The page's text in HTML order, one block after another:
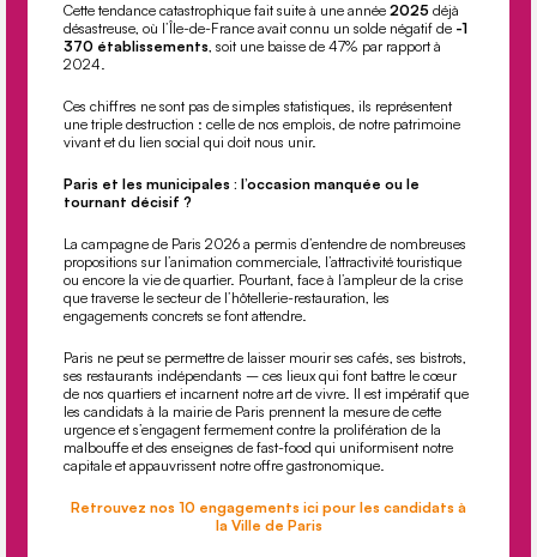
Cette tendance catastrophique fait suite à une année 2025 déjà
désastreuse, où l’Île-de-France avait connu un solde négatif de -1
370 établissements, soit une baisse de 47% par rapport à
2024.
Ces chiﬀres ne sont pas de simples statistiques, ils représentent
une triple destruction : celle de nos emplois, de notre patrimoine
vivant et du lien social qui doit nous unir.
Paris et les municipales : l’occasion manquée ou le
tournant décisif ?
La campagne de Paris 2026 a permis d’entendre de nombreuses
propositions sur l’animation commerciale, l’attractivité touristique
ou encore la vie de quartier. Pourtant, face à l’ampleur de la crise
que traverse le secteur de l’hôtellerie-restauration, les
engagements concrets se font attendre.
Paris ne peut se permettre de laisser mourir ses cafés, ses bistrots,
ses restaurants indépendants – ces lieux qui font battre le cœur
de nos quartiers et incarnent notre art de vivre. Il est impératif que
les candidats à la mairie de Paris prennent la mesure de cette
urgence et s’engagent fermement contre la prolifération de la
malbouﬀe et des enseignes de fast-food qui uniformisent notre
capitale et appauvrissent notre oﬀre gastronomique.
Retrouvez nos 10 engagements ici pour les candidats à
la Ville de Paris